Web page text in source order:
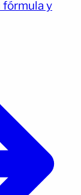
generando
fórmula y